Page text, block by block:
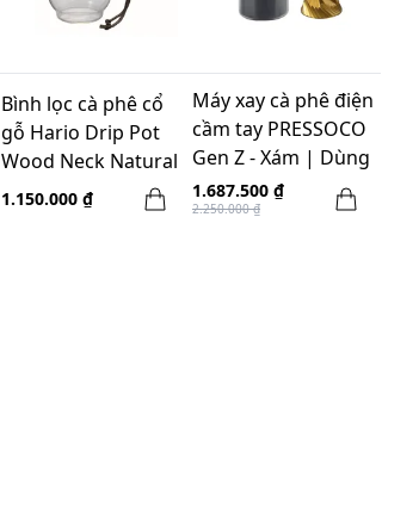
Bình lọc cà phê cổ
gỗ Hario Drip Pot
Wood Neck Natural
Wood DPW-3 3-4 ly
1.150.000 ₫
Máy xay cà phê điện
cầm tay PRESSOCO
Gen Z - Xám | Dùng
pin sạc USB
1.687.500 ₫
2.250.000 ₫